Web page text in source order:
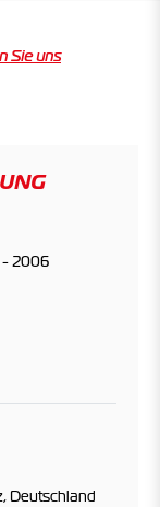
Sie uns
- 2006
Deutschland